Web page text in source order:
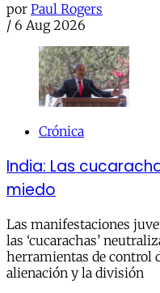
por Paul Rogers
/ 6 Aug 2026
Crónica
India: Las
miedo
Las manifestaciones
las ‘cucarachas’
herramientas de control
alienación y la división